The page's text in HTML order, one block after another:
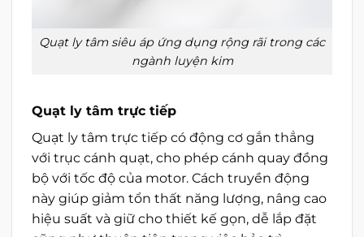
Quạt ly tâm siêu áp ứng dụng rộng rãi trong các
ngành luyện kim
Quạt ly tâm trực tiếp
Quạt ly tâm trực tiếp có động cơ gắn thẳng
với trục cánh quạt, cho phép cánh quay đồng
bộ với tốc độ của motor. Cách truyền động
này giúp giảm tổn thất năng lượng, nâng cao
hiệu suất và giữ cho thiết kế gọn, dễ lắp đặt